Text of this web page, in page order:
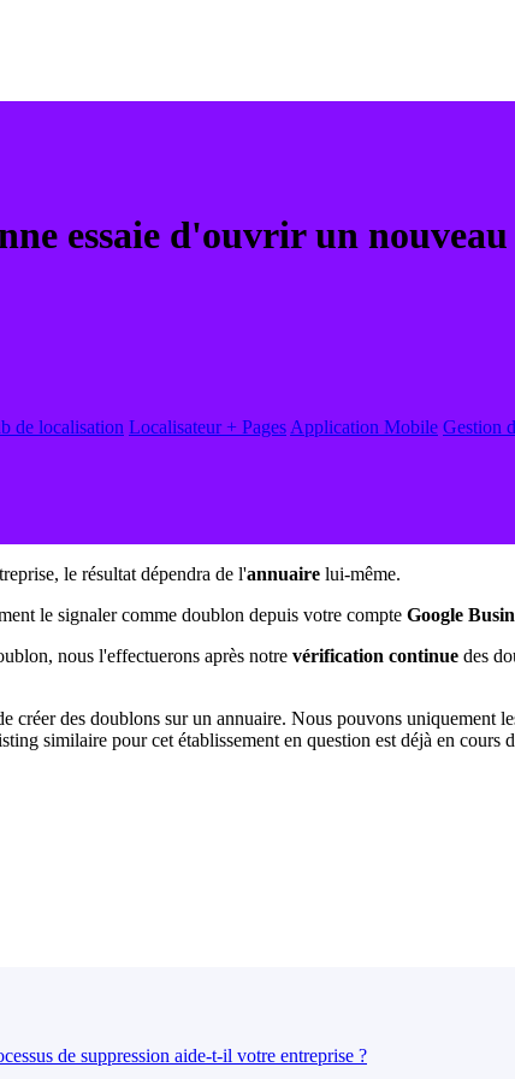
essaie d'ouvrir un
de localisation Localisateur + Pages Application Mobile Gestion
le résultat dépendra de l'annuaire lui-même.
le signaler comme doublon depuis votre compte Google
nous l'effectuerons après notre vérification continue des
créer des doublons sur un annuaire. Nous pouvons uniquement
similaire pour cet établissement en question est déjà en cours
de suppression aide-t-il votre entreprise ?